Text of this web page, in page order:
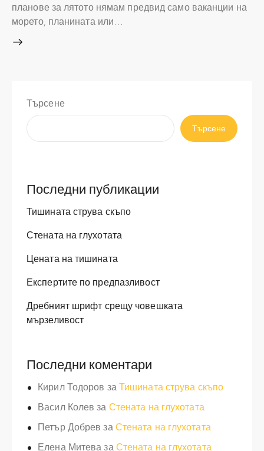
планове за лятото нямам предвид само ваканции на
морето, планината или…
Търсене
Търсене
Последни публикации
Тишината струва скъпо
Стената на глухотата
Цената на тишината
Експертите по предпазливост
Дребният шрифт срещу човешката
мързеливост
Последни коментари
Кирил Тодоров заТишината струва скъпо
Васил Колев за Стената на глухотата
Петър Добрев заСтената на глухотата
Елена МитевазаСтената на глухотата